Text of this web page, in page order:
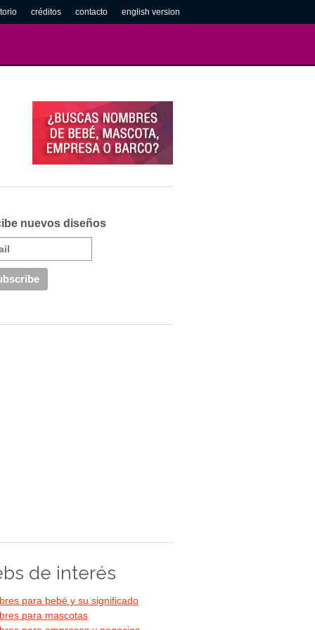
créditos contacto english version
nuevos diseños
de interés
para bebé y su significado
para mascotas